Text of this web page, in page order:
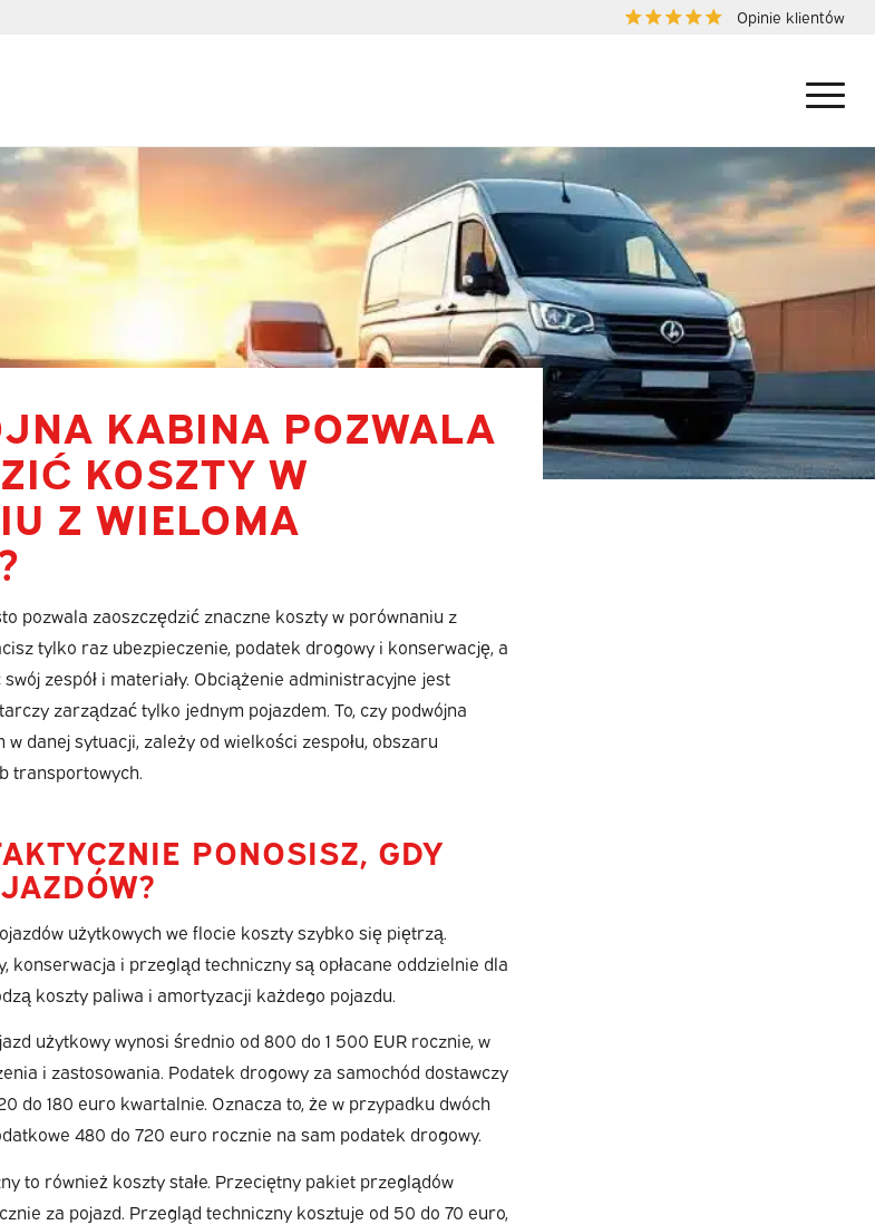
Opinie klientów
KABINA POZWALA
KOSZTY W
Z WIELOMA
pozwala zaoszczędzić znaczne koszty w porównaniu z
tylko raz ubezpieczenie, podatek drogowy i konserwację, a
zespół i materiały. Obciążenie administracyjne jest
zarządzać tylko jednym pojazdem. To, czy podwójna
danej sytuacji, zależy od wielkości zespołu, obszaru
transportowych.
PONOSISZ, GDY
użytkowych we flocie koszty szybko się piętrzą.
konserwacja i przegląd techniczny są opłacane oddzielnie dla
koszty paliwa i amortyzacji każdego pojazdu.
użytkowy wynosi średnio od 800 do 1 500 EUR rocznie, w
i zastosowania. Podatek drogowy za samochód dostawczy
do 180 euro kwartalnie. Oznacza to, że w przypadku dwóch
480 do 720 euro rocznie na sam podatek drogowy.
to również koszty stałe. Przeciętny pakiet przeglądów
za pojazd. Przegląd techniczny kosztuje od 50 do 70 euro,